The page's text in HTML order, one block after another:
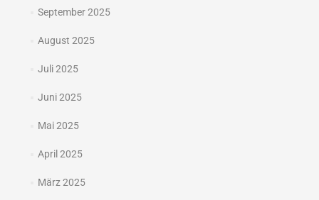
September 2025
August 2025
Juli 2025
Juni 2025
Mai 2025
April 2025
März 2025